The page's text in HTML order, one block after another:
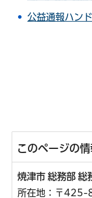
公益通報ハン
このページの
焼津市 総務部
所在地：〒425-